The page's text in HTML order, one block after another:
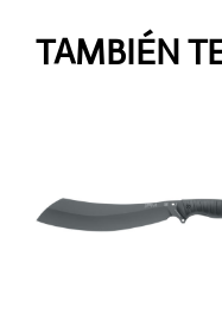
TAMBIÉN